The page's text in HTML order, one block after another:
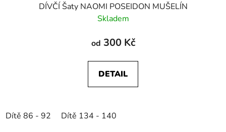
DÍVČÍ Šaty NAOMI POSEIDON MUŠELÍN
Skladem
od 300 Kč
DETAIL
Dítě 86 - 92 Dítě 134 - 140